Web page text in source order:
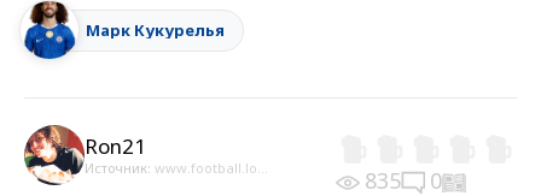
Марк Кукурелья
Ron21
Источник: www.football.lo... 835 0